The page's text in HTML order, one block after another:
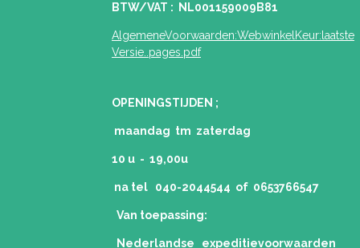
BTW/VAT : NL001159009B81
AlgemeneVoorwaarden:WebwinkelKeur:laatste
Versie..pages.pdf
OPENINGSTIJDEN ;
maandag tm zaterdag
10 u - 19,00u
na tel 040-2044544 of 0653766547
Van toepassing:
Nederlandse expeditievoorwaarden